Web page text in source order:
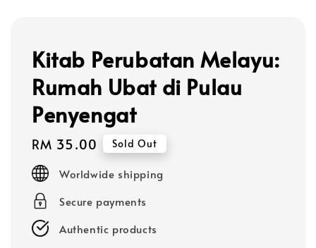
Kitab Perubatan Melayu:
Rumah Ubat di Pulau
Penyengat
Regular
price
RM 35.00 Sold Out
Worldwide shipping
Secure payments
Authentic products